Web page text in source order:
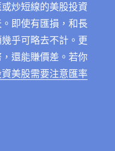
炒短線的美股投資
即使有匯損，和長
乎可略去不計。更
還能賺價差。若你
資美股需要注意匯率